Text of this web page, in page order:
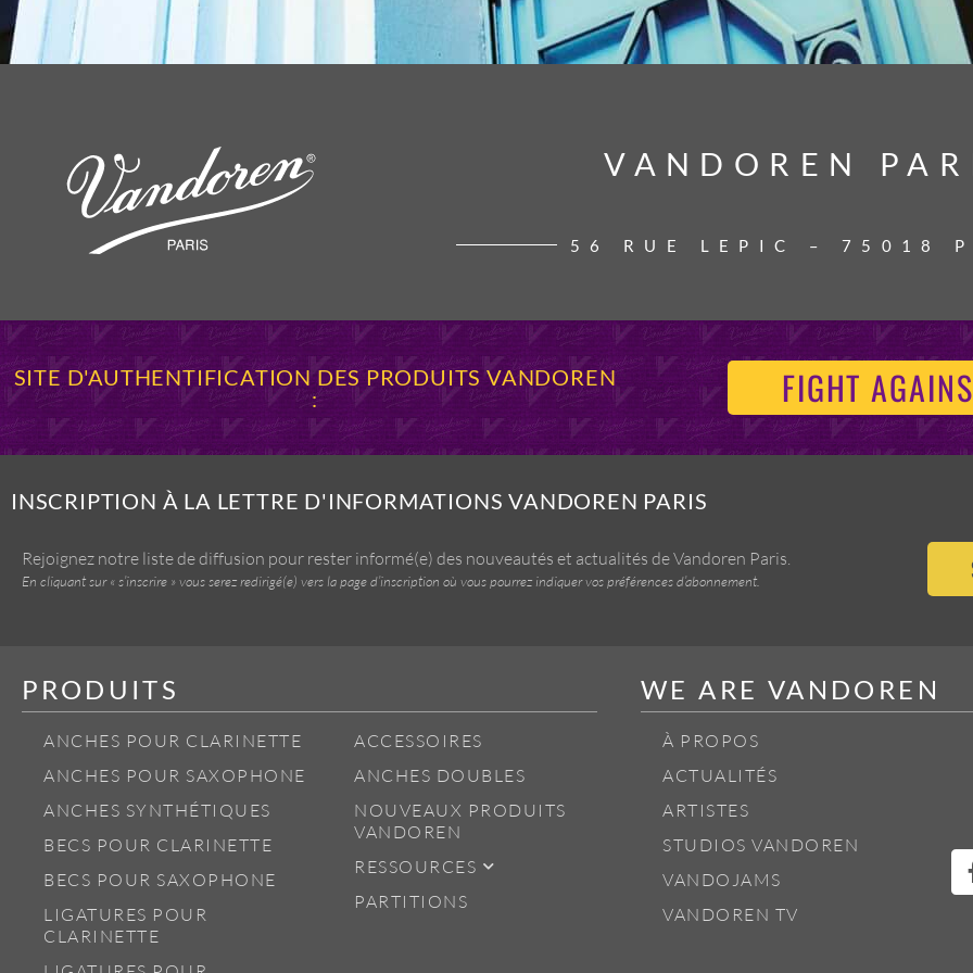
VANDOREN
VANDOREN
56 RUE LEPIC – 75018
SITE D'AUTHENTIFICATION DES PRODUITS VANDOREN
:
FIGHT
INSCRIPTION À LA LETTRE D'INFORMATIONS VANDOREN PARIS
Rejoignez notre liste de diffusion pour rester informé(e) des nouveautés et actualités de Vandoren Paris.
En cliquant sur « s’inscrire » vous serez redirigé(e) vers la page d’inscription où vous pourrez indiquer vos préférences d’abonnement.
PRODUITS
ANCHES POUR CLARINETTE
ANCHES POUR SAXOPHONE
ANCHES SYNTHÉTIQUES
BECS POUR CLARINETTE
BECS POUR SAXOPHONE
LIGATURES POUR
CLARINETTE
ACCESSOIRES
ANCHES DOUBLES
NOUVEAUX PRODUITS
VANDOREN
RESSOURCES
PARTITIONS
WE ARE VANDOREN
À PROPOS
ACTUALITÉS
ARTISTES
STUDIOS VANDOREN
VANDOJAMS
VANDOREN TV